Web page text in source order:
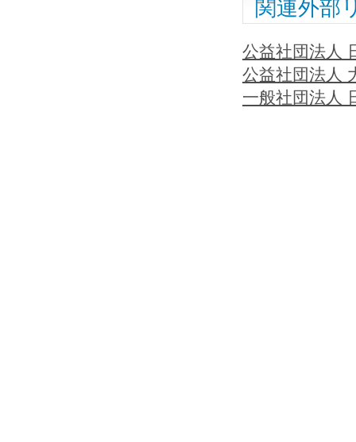
関連外部
公益社団法人
公益社団法人
一般社団法人